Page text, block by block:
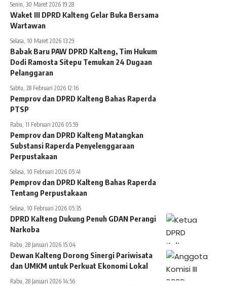
Senin, 30 Maret 2026 19:28
Waket III DPRD Kalteng Gelar Buka Bersama
Wartawan
Selasa, 10 Maret 2026 13:29
Babak Baru PAW DPRD Kalteng, Tim Hukum
Dodi Ramosta Sitepu Temukan 24 Dugaan
Pelanggaran
Sabtu, 28 Februari 2026 12:16
Pemprov dan DPRD Kalteng Bahas Raperda
PTSP
Rabu, 11 Februari 2026 05:59
Pemprov dan DPRD Kalteng Matangkan
Substansi Raperda Penyelenggaraan
Perpustakaan
Selasa, 10 Februari 2026 05:41
Pemprov dan DPRD Kalteng Bahas Raperda
Tentang Perpustakaan
Selasa, 10 Februari 2026 05:35
DPRD Kalteng Dukung Penuh GDAN Perangi
Narkoba
Rabu, 28 Januari 2026 15:04
Dewan Kalteng Dorong Sinergi Pariwisata
dan UMKM untuk Perkuat Ekonomi Lokal
Rabu, 28 Januari 2026 14:56